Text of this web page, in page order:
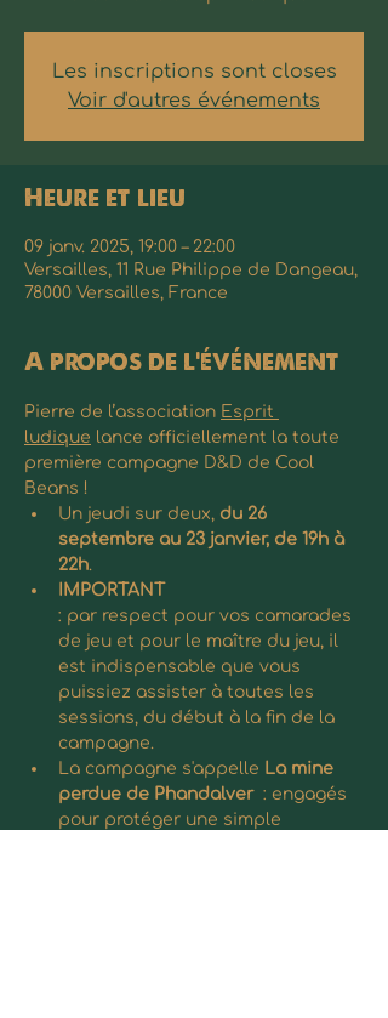
Les inscriptions sont closes
Voir d'autres événements
Heure et lieu
09 janv. 2025, 19:00 – 22:00
Versailles, 11 Rue Philippe de Dangeau,
78000 Versailles, France
A propos de l'événement
Pierre de l’association Esprit
ludique lance officiellement la toute
première campagne D&D de Cool
Beans !
Un jeudi sur deux, du 26
septembre au 23 janvier, de 19h à
22h.
IMPORTANT
: par respect pour vos camarades
de jeu et pour le maître du jeu, il
est indispensable que vous
puissiez assister à toutes les
sessions, du début à la fin de la
campagne.
La campagne s'appelle La mine
perdue de Phandalver : engagés
pour protéger une simple